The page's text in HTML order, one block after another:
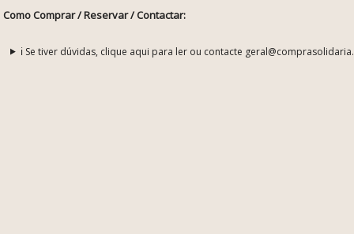
Como Comprar / Reservar / Contactar:
ℹ️ Se tiver dúvidas, clique aqui para ler ou contacte